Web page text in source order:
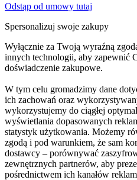
Odstąp od umowy tutaj
Spersonalizuj swoje zakupy
Wyłącznie za Twoją wyraźną
innych technologii, aby zapewnić
doświadczenie zakupowe.
W tym celu gromadzimy dane
ich zachowań oraz
wykorzystujemy do ciągłej
wyświetlania dopasowanych
statystyk użytkowania. Możemy
zgodą i pod warunkiem, że sam
dostawcy – porównywać
zewnętrznych partnerów, aby
pośrednictwem ich kanałów